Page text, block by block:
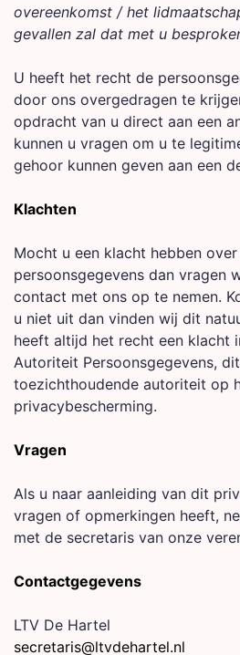
overeenkomst / het
gevallen zal dat met u
U heeft het recht de
door ons overgedragen te
opdracht van u direct aan een
kunnen u vragen om u te
gehoor kunnen geven aan een
Klachten
Mocht u een klacht hebben
persoonsgegevens dan vragen
contact met ons op te nemen.
u niet uit dan vinden wij dit
heeft altijd het recht een klacht
Autoriteit Persoonsgegevens,
toezichthoudende autoriteit op
privacybescherming.
Vragen
Als u naar aanleiding van dit
vragen of opmerkingen heeft,
met de secretaris van onze
Contactgegevens
LTV De Hartel
secretaris@ltvdehartel.nl